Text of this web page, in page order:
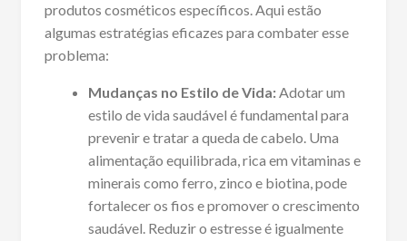
produtos cosméticos específicos. Aqui estão
algumas estratégias eficazes para combater esse
problema:
Mudanças no Estilo de Vida:Adotar um
estilo de vida saudável é fundamental para
prevenir e tratar a queda de cabelo. Uma
alimentação equilibrada, rica em vitaminas e
minerais como ferro, zinco e biotina, pode
fortalecer os fios e promover o crescimento
saudável. Reduzir o estresse é igualmente